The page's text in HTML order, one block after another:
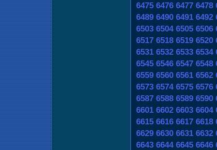
6475 6476 6477 6478
6489 6490 6491 6492
6503 6504 6505 6506
6517 6518 6519 6520
6531 6532 6533 6534
6545 6546 6547 6548
6559 6560 6561 6562
6573 6574 6575 6576
6587 6588 6589 6590
6601 6602 6603 6604
6615 6616 6617 6618
6629 6630 6631 6632
6643 6644 6645 6646